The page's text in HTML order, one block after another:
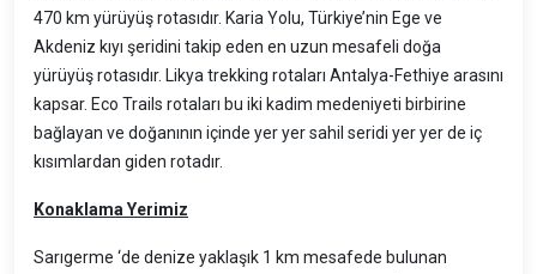
470 km yürüyüş rotasıdır. Karia Yolu, Türkiye’nin Ege ve
Akdeniz kıyı şeridini takip eden en uzun mesafeli doğa
yürüyüş rotasıdır. Likya trekking rotaları Antalya-Fethiye arasını
kapsar. Eco Trails rotaları bu iki kadim medeniyeti birbirine
bağlayan ve doğanının içinde yer yer sahil seridi yer yer de iç
kısımlardan giden rotadır.
Konaklama Yerimiz
Sarıgerme ‘de denize yaklaşık 1 km mesafede bulunan